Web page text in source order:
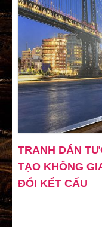
TRANH DÁN
TẠO KHÔNG
ĐỔI KẾT CẤU